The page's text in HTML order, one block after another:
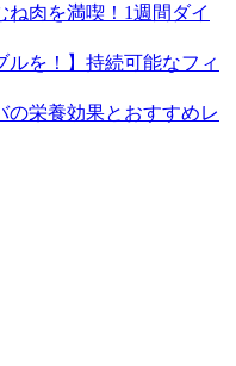
肉を満喫！1週間ダイ
ルを！】持続可能なフィ
の栄養効果とおすすめレ